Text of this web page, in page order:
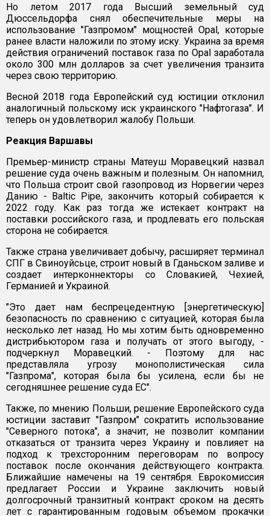
Но летом 2017 года Высший земельный суд
Дюссельдорфа снял обеспечительные меры на
использование "Газпромом" мощностей Opal, которые
ранее власти наложили по этому иску. Украина за время
действия ограничений поставок газа по Opal заработала
около 300 млн долларов за счет увеличения транзита
через свою территорию.
Весной 2018 года Европейский суд юстиции отклонил
аналогичный польскому иск украинского "Нафтогаза". И
теперь он удовлетворил жалобу Польши.
Реакция Варшавы
Премьер-министр страны Матеуш Моравецкий назвал
решение суда очень важным и полезным. Он напомнил,
что Польша строит свой газопровод из Норвегии через
Данию - Baltic Pipe, закончить который собирается к
2022 году. Как раз тогда же истекает контракт на
поставки российского газа, и продлевать его польская
сторона не собирается.
Также страна увеличивает добычу, расширяет терминал
СПГ в Свиноуйсьце, строит новый в Гданьском заливе и
создает интерконнекторы со Словакией, Чехией,
Германией и Украиной.
"Это дает нам беспрецедентную [энергетическую]
безопасность по сравнению с ситуацией, которая была
несколько лет назад. Но мы хотим быть одновременно
дистрибьютором газа и получать от этого выгоду, -
подчеркнул Моравецкий. - Поэтому для нас
представляла угрозу монополистическая сила
"Газпрома", которая была бы усилена, если бы не
сегодняшнее решение суда ЕС".
Также, по мнению Польши, решение Европейского суда
юстиции заставит "Газпром" сократить использование
"Северного потока", а значит, не позволит компании
отказаться от транзита через Украину и повлияет на
подход к трехсторонним переговорам по вопросу
поставок после окончания действующего контракта.
Ближайшие намечены на 19 сентября. Еврокомиссия
предлагает России и Украине заключить новый
долгосрочный транзитный контракт сроком на десять
лет с гарантированным годовым объемом прокачки